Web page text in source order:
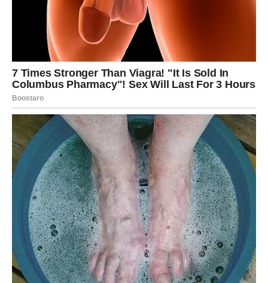
Novac dolazi kroz kreativnost, ideje i hrabre odluke.
Sreća dolazi kroz ljude, susrete i lijepe vijesti.
A osjećaj da se život ponovo kreće naprijed vraća vam
motivaciju i entuzijazam.
Zvijezde poručuju da ste baš sada zaslužili ovaj period jer
ste mnogo puta nastavili vjerovati u svoje snove čak i
onda kada vas drugi nisu razumjeli.
Sada dolazi vrijeme da vidite koliko daleko vas upravo ta
vjera može odvesti.